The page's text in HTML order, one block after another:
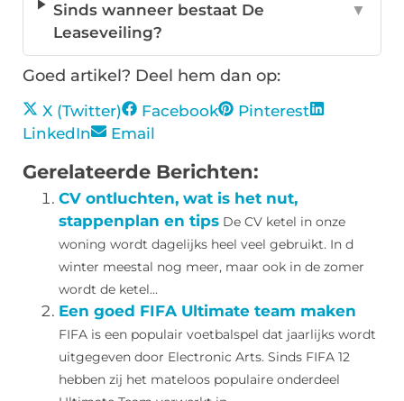
Sinds wanneer bestaat De
Leaseveiling?
▼
Goed artikel? Deel hem dan op:
X (Twitter) Facebook
Pinterest
LinkedIn
Email
Gerelateerde Berichten:
CV ontluchten, wat is het nut,
stappenplan en tips De CV ketel in onze
woning wordt dagelijks heel veel gebruikt. In d
winter meestal nog meer, maar ook in de zomer
wordt de ketel...
Een goed FIFA Ultimate team maken
FIFA is een populair voetbalspel dat jaarlijks wordt
uitgegeven door Electronic Arts. Sinds FIFA 12
hebben zij het mateloos populaire onderdeel